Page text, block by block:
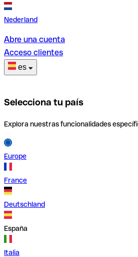
Nederland
Abre una cuenta
Acceso clientes
es
Selecciona tu país
Explora nuestras funcionalidades
Europe
France
Deutschland
España
Italia